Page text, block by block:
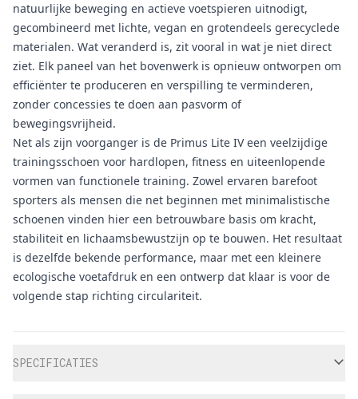
natuurlijke beweging en actieve voetspieren uitnodigt,
gecombineerd met lichte, vegan en grotendeels gerecyclede
materialen. Wat veranderd is, zit vooral in wat je niet direct
ziet. Elk paneel van het bovenwerk is opnieuw ontworpen om
efficiënter te produceren en verspilling te verminderen,
zonder concessies te doen aan pasvorm of
bewegingsvrijheid.
Net als zijn voorganger is de Primus Lite IV een veelzijdige
trainingsschoen voor hardlopen, fitness en uiteenlopende
vormen van functionele training. Zowel ervaren barefoot
sporters als mensen die net beginnen met minimalistische
schoenen vinden hier een betrouwbare basis om kracht,
stabiliteit en lichaamsbewustzijn op te bouwen. Het resultaat
is dezelfde bekende performance, maar met een kleinere
ecologische voetafdruk en een ontwerp dat klaar is voor de
volgende stap richting circulariteit.
SPECIFICATIES